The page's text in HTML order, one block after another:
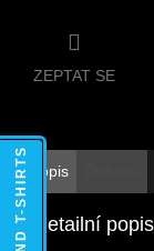
ZEPTAT SE
Popis
Detailní